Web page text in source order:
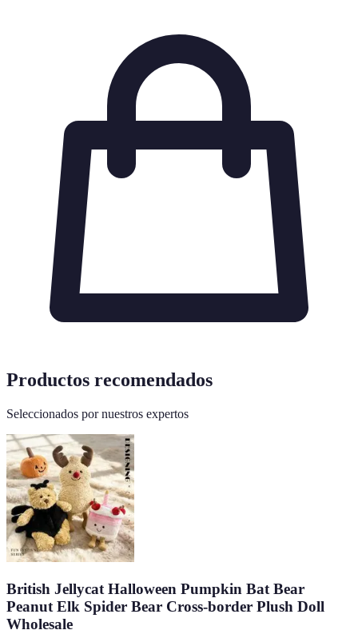
Productos recomendados
Seleccionados por nuestros expertos
British Jellycat Halloween Pumpkin Bat Bear
Peanut Elk Spider Bear Cross-border Plush Doll
Wholesale